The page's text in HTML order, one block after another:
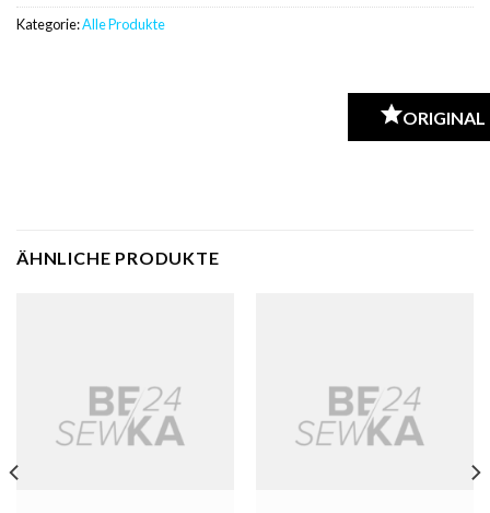
Kategorie:Alle Produkte
ORIGINAL
ÄHNLICHE PRODUKTE